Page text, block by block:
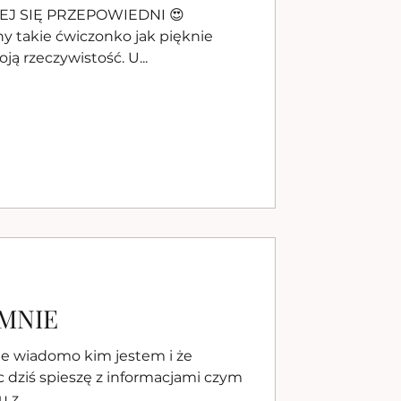
SIĘ PRZEPOWIEDNI 😍
takie ćwiczonko jak pięknie
rzeczywistość. U...
dziś spieszę z informacjami czym